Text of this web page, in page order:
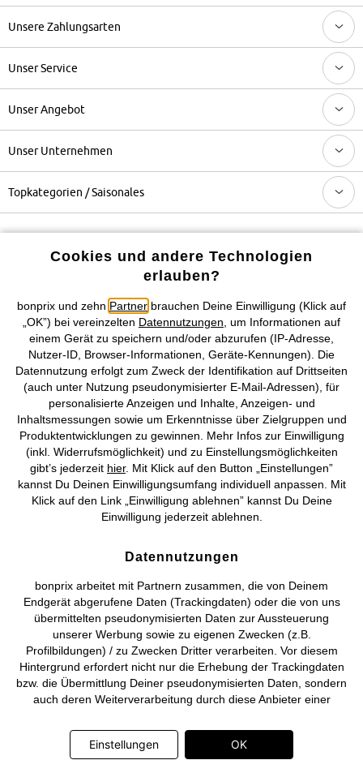
Unsere Zahlungsarten
Unser Service
Unser Angebot
Unser Unternehmen
Topkategorien / Saisonales
Preisangaben inkl. gesetzl. MwSt. und zzgl.Service- &
Versandkosten
AGB Datenschutz Cookie-Einstellungen Impressum
Vertrag widerrufen
©2026 bonprix.Alle Rechte vorbehalten.
Deutsch Français
Cookies und andere Technologien
erlauben?
bonprix und zehn Partner brauchen Deine Einwilligung (Klick auf
„OK”) bei vereinzelten Datennutzungen , um Informationen auf
einem Gerät zu speichern und/oder abzurufen (IP-Adresse,
Nutzer-ID, Browser-Informationen, Geräte-Kennungen). Die
Datennutzung erfolgt zum Zweck der Identifikation auf Drittseiten
(auch unter Nutzung pseudonymisierter E-Mail-Adressen), für
personalisierte Anzeigen und Inhalte, Anzeigen- und
Inhaltsmessungen sowie um Erkenntnisse über Zielgruppen und
Produktentwicklungen zu gewinnen. Mehr Infos zur Einwilligung
(inkl. Widerrufsmöglichkeit) und zu Einstellungsmöglichkeiten
gibt’s jederzeit hier. Mit Klick auf den Button „Einstellungen”
kannst Du Deinen Einwilligungsumfang individuell anpassen. Mit
Klick auf den Link „Einwilligung ablehnen” kannst Du Deine
Einwilligung jederzeit ablehnen.
Datennutzungen
bonprix arbeitet mit Partnern zusammen, die von Deinem
Endgerät abgerufene Daten (Trackingdaten) oder die von uns
übermittelten pseudonymisierten Daten zur Aussteuerung
unserer Werbung sowie zu eigenen Zwecken (z.B.
Profilbildungen) / zu Zwecken Dritter verarbeiten. Vor diesem
Hintergrund erfordert nicht nur die Erhebung der Trackingdaten
bzw. die Übermittlung Deiner pseudonymisierten Daten, sondern
auch deren Weiterverarbeitung durch diese Anbieter einer
Deine pseudonymisierten Daten erst dann übermittelt, wenn Du
auf den in dem Banner auf bonprix.de wiedergebenden Button
Einstellungen OK